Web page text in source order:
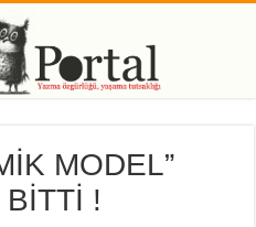
MODEL”
!